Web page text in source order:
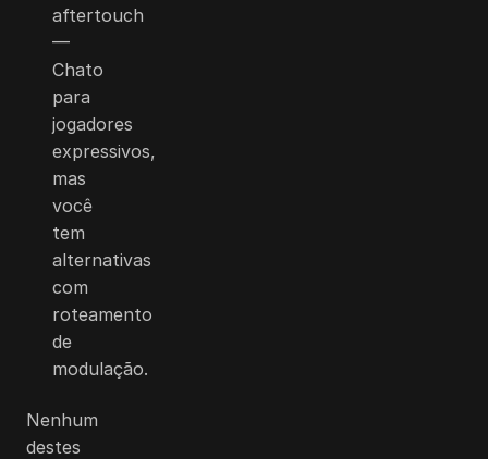
aftertouch
—
Chato
para
jogadores
expressivos,
mas
você
tem
alternativas
com
roteamento
de
modulação.
Nenhum
destes